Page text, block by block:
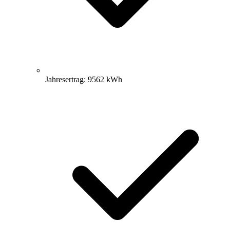
Jahresertrag: 9562 kWh